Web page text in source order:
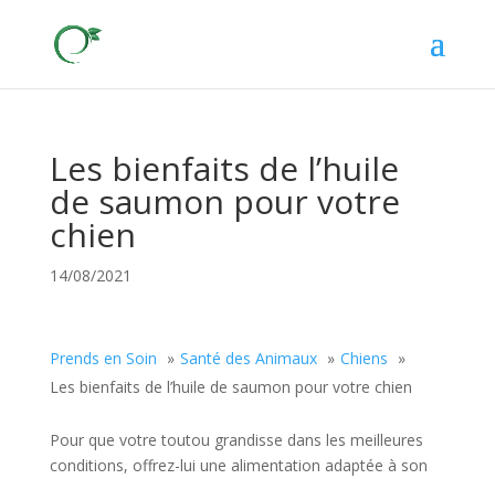
Les bienfaits de l’huile
de saumon pour votre
chien
14/08/2021
Prends en Soin Santé des Animaux
Chiens
Les bienfaits de l’huile de saumon pour votre chien
Pour que votre toutou grandisse dans les meilleures
conditions, offrez-lui une alimentation adaptée à son